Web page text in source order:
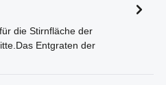
die Stirnfläche der
Entgraten der